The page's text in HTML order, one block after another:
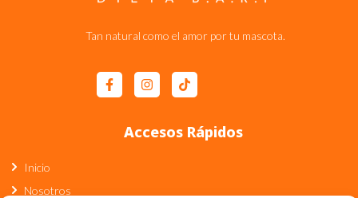
Tan natural como el amor por tu mascota.
Accesos Rápidos
Inicio
Nosotros